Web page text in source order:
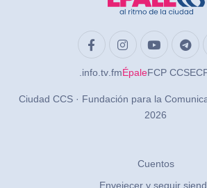
.info.tv.fmÉpaleFCP CCS
Ciudad CCS · Fundación para la
2026
Cuentos
Envejecer y seguir